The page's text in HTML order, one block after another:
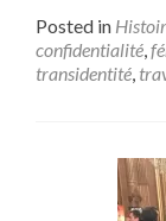
Posted in
confidentialité,
transidentité,